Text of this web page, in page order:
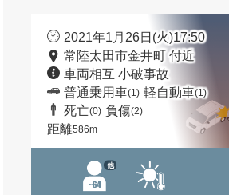
2021年1月26日(火)17:50
常陸太田市金井町 付近
車両相互 小破事故
普通乗用車(1) 軽自動車(1)
死亡(0) 負傷(2)
距離586m
他